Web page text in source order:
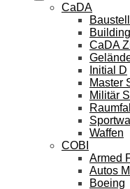
CaDA
CaDA
Initial D
Master
Militär
Waffen
COBI
Armed
Autos
Boeing